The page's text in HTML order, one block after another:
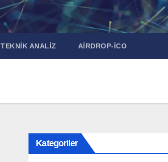
TEKNİK ANALİZ AİRDROP-İCO
Kategoriler